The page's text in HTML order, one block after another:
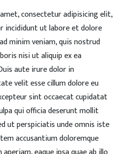
consectetur adipisicing elit,
incididunt ut labore et dolore
minim veniam, quis nostrud
nisi ut aliquip ex ea
aute irure dolor in
velit esse cillum dolore eu
sint occaecat cupidatat
qui officia deserunt mollit
ut perspiciatis unde omnis iste
accusantium doloremque